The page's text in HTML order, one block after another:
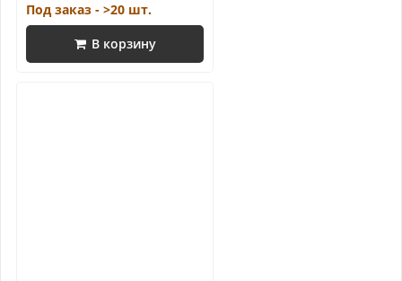
Под заказ - >20 шт.
В корзину